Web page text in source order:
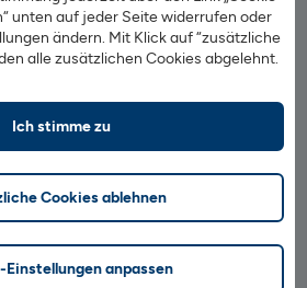
unten auf jeder Seite widerrufen oder
ändern. Mit Klick auf “zusätzliche
alle zusätzlichen Cookies abgelehnt.
Ich stimme zu
Cookies ablehnen
Einstellungen anpassen